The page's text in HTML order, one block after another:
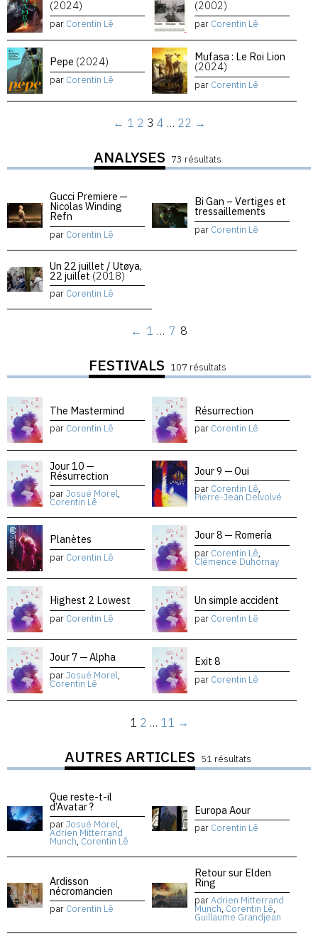
(2024)
par Corentin Lê
(2002)
par Corentin Lê
Pepe (2024)
par Corentin Lê
Mufasa : Le Roi Lion
(2024)
par Corentin Lê
← 1 2 3 4 … 22 →
ANALYSES 73 résultats
Gucci Premiere —
Nicolas Winding
Refn
par Corentin Lê
Bi Gan – Vertiges et
tressaillements
par Corentin Lê
Un 22 juillet / Utøya,
22 juillet (2018)
par Corentin Lê
← 1 … 7 8
FESTIVALS 107 résultats
The Mastermind
par Corentin Lê
Résurrection
par Corentin Lê
Jour 10 —
Résurrection
parJosué Morel,
Corentin Lê
Jour 9 — Oui
par Corentin Lê,
Pierre-Jean Delvolvé
Planètes
par Corentin Lê
Jour 8 — Romería
par Corentin Lê,
Clémence Duhornay
Highest 2 Lowest
par Corentin Lê
Un simple accident
par Corentin Lê
Jour 7 — Alpha
parJosué Morel,
Corentin Lê
Exit 8
par Corentin Lê
1 2 … 11 →
AUTRES ARTICLES 51 résultats
Que reste-t-il
d’Avatar ?
parJosué Morel,
Adrien Mitterrand
Munch, Corentin Lê
Europa Aour
par Corentin Lê
Ardisson
nécromancien
par Corentin Lê
Retour sur Elden
Ring
parAdrien Mitterrand
Munch, Corentin Lê,
Guillaume Grandjean